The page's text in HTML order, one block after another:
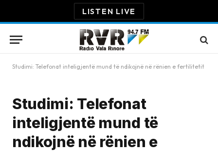
LISTEN LIVE
Studimi: Telefonat inteligjentë mund të ndikojnë në rënien e fertilitetit
Studimi: Telefonat
inteligjentë mund të
ndikojnë në rënien e